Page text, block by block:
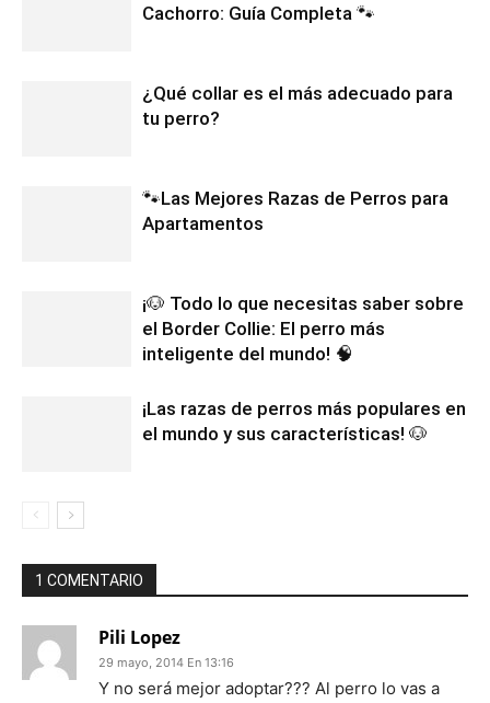
Cachorro: Guía Completa 🐾
¿Qué collar es el más adecuado para
tu perro?
🐾Las Mejores Razas de Perros para
Apartamentos
¡🐶 Todo lo que necesitas saber sobre
el Border Collie: El perro más
inteligente del mundo! 🧠
¡Las razas de perros más populares en
el mundo y sus características! 🐶
1 COMENTARIO
Pili Lopez
29 mayo, 2014 En 13:16
Y no será mejor adoptar??? Al perro lo vas a